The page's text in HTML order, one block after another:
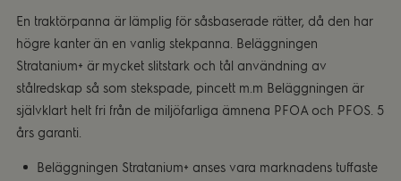
En traktörpanna är lämplig för såsbaserade rätter, då den har
högre kanter än en vanlig stekpanna. Beläggningen
Stratanium+ är mycket slitstark och tål användning av
stålredskap så som stekspade, pincett m.m Beläggningen är
självklart helt fri från de miljöfarliga ämnena PFOA och PFOS. 5
års garanti.
Beläggningen Stratanium+ anses vara marknadens tuffaste